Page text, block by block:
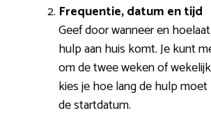
Frequentie, datum en tijd
Geef door wanneer en
hulp aan huis komt. Je kunt
om de twee weken of
kies je hoe lang de hulp
de startdatum.